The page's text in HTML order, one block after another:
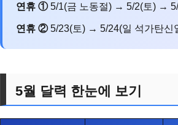
연휴 ①5/1(금 노동절) → 5/2(토) →
연휴 ②5/23(토) → 5/24(일 석가탄신
5월 달력 한눈에 보기